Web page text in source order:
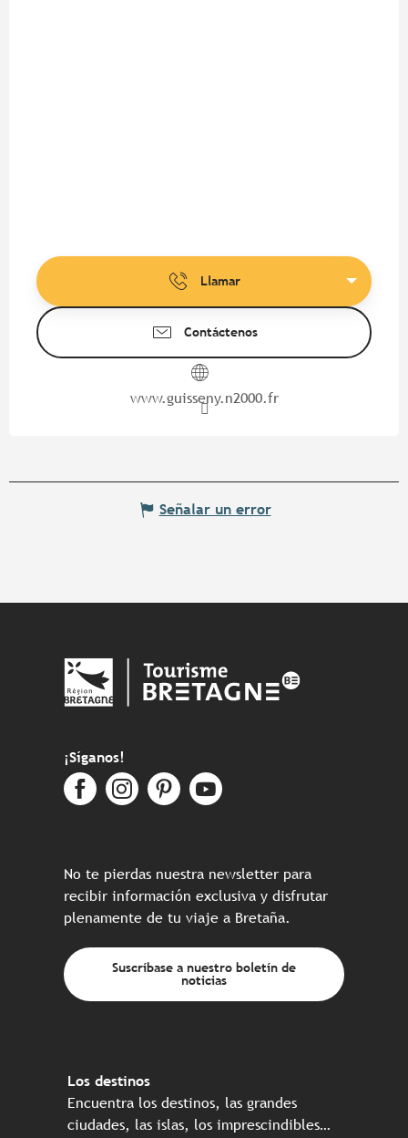
Llamar
Contáctenos
www.guisseny.n2000.fr
Señalar un error
¡Síganos!
No te pierdas nuestra newsletter para
recibir información exclusiva y disfrutar
plenamente de tu viaje a Bretaña.
Suscríbase a nuestro boletín de
noticias
Los destinos
Encuentra los destinos, las grandes
ciudades, las islas, los imprescindibles…